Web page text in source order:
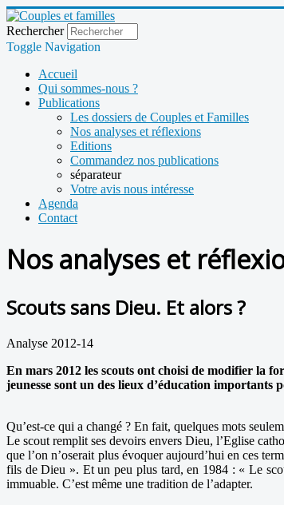
Rechercher
Toggle Navigation
Accueil
Qui sommes-nous ?
Publications
Les dossiers de Couples et Familles
Nos analyses et réflexions
Editions
Commandez nos publications
séparateur
Votre avis nous intéresse
Agenda
Contact
Nos analyses et
Scouts sans Dieu. Et alors ?
Analyse 2012-14
En mars 2012 les scouts ont choisi de modifier la
jeunesse sont un des lieux d’éducation importants
Qu’est-ce qui a changé ? En fait, quelques mots
Le scout remplit ses devoirs envers Dieu, l’Eglise
que l’on n’oserait plus évoquer aujourd’hui en ces
fils de Dieu ». Et un peu plus tard, en 1984 : « Le
immuable. C’est même une tradition de l’adapter.